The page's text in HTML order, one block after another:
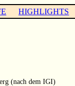
HIGHLIGHTS
(nach dem IGI)